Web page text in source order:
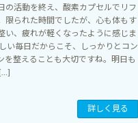
の活動を終え、酸素カプセルでリフ
限られた時間でしたが、心も体もす
い、疲れが軽くなったように感じま
い毎日だからこそ、しっかりとコン
を整えることも大切ですね。明日も
詳しく見る